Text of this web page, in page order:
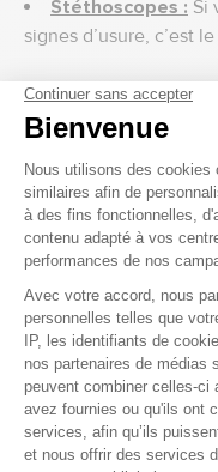
Stéthoscopes : Si
signes d’usure, c’est
modèle plus
Thermomètres :
thermomètres sans
rapide et fiable.
D. Mobilier médical
Outre les
également être bien
pour assurer un
professionnels de